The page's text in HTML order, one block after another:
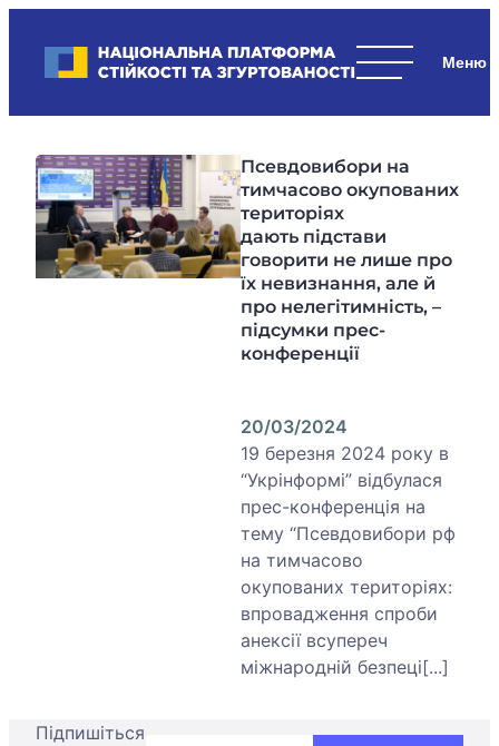
content
Національна платформа стійкості та згуртованості
стратегічні
–
стійкість
держави
та
суспільства,
Псевдовибори на
тимчасово окупованих
територіях
дають підстави
говорити не лише про
їх невизнання, але й
про нелегітимність, –
підсумки прес-
конференції
20/03/2024
19 березня 2024 року в
“Укрінформі” відбулася
прес-конференція на
тему “Псевдовибори рф
на тимчасово
окупованих територіях:
впровадження спроби
анексії всупереч
міжнародній безпеці[...]
Підпишіться